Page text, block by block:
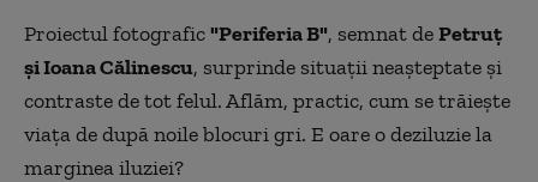
Proiectul fotografic"Periferia B", semnat dePetruț
și Ioana Călinescu, surprinde situații neașteptate și
contraste de tot felul. Aflăm, practic, cum se trăiește
viața de după noile blocuri gri. E oare o deziluzie la
marginea iluziei?